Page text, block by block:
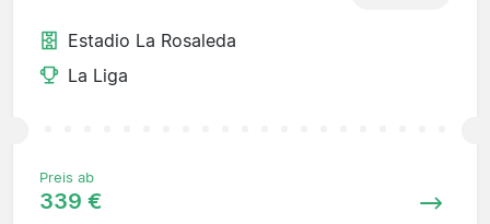
Estadio La Rosaleda
La Liga
Preis ab
339 €